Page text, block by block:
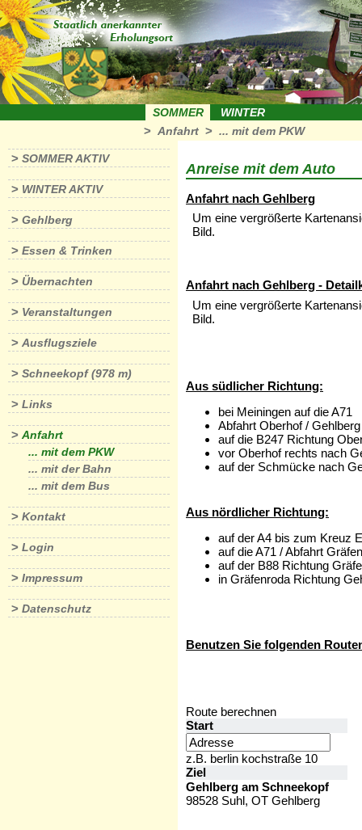
SOMMER WINTER
> Anfahrt > ... mit dem PKW
> SOMMER AKTIV
> WINTER AKTIV
> Gehlberg
> Essen & Trinken
> Übernachten
> Veranstaltungen
> Ausflugsziele
> Schneekopf (978 m)
> Links
> Anfahrt
... mit dem PKW
... mit der Bahn
... mit dem Bus
> Kontakt
> Login
> Impressum
> Datenschutz
Anreise mit dem Auto
Anfahrt nach Gehlberg
Um eine vergrößerte
Bild.
Anfahrt nach Gehlberg -
Um eine vergrößerte
Bild.
Aus südlicher Richtung:
bei Meiningen auf die A71
Abfahrt Oberhof / Gehlberg
auf die B247 Richtung
vor Oberhof rechts nach
auf der Schmücke nach
Aus nördlicher Richtung:
auf der A4 bis zum Kreuz
auf die A71 / Abfahrt
auf der B88 Richtung
in Gräfenroda Richtung
Benutzen Sie folgenden
Route berechnen
Start
z.B. berlin kochstraße 10
Ziel
Gehlberg am Schneekopf
98528 Suhl, OT Gehlberg